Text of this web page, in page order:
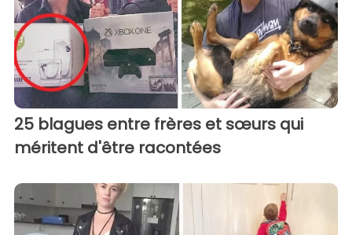
25 blagues entre frères et sœurs qui
méritent d'être racontées